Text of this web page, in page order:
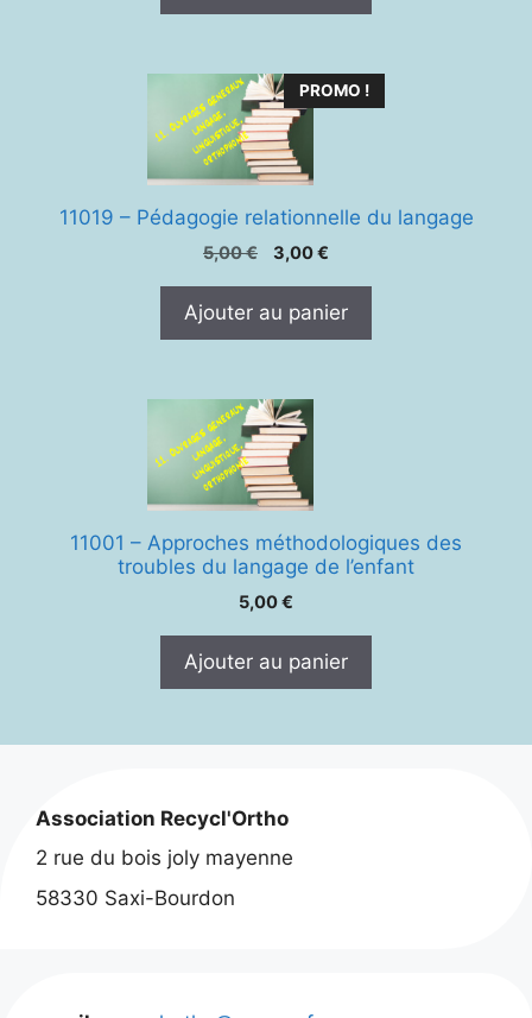
PROMO !
11019 – Pédagogie relationnelle du langage
5,00€
Le
était :
3,00€
est :
Ajouter au panier
11001 – Approches méthodologiques des
troubles du langage de l’enfant
5,00€
Ajouter au panier
Association Recycl'Ortho
2 rue du bois joly mayenne
58330 Saxi-Bourdon